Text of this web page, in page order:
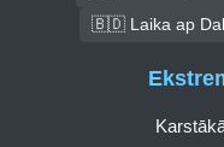
🇧🇩 Laika ap